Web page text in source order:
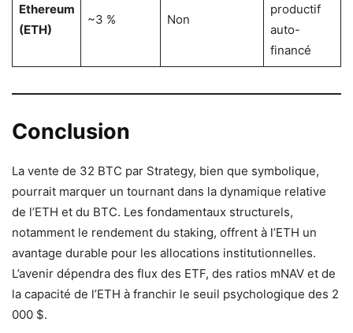
Ethereum
(ETH)
~3 % Non
productif
auto-
financé
Conclusion
La vente de 32 BTC par Strategy, bien que symbolique,
pourrait marquer un tournant dans la dynamique relative
de l’ETH et du BTC. Les fondamentaux structurels,
notamment le rendement du staking, offrent à l’ETH un
avantage durable pour les allocations institutionnelles.
L’avenir dépendra des flux des ETF, des ratios mNAV et de
la capacité de l’ETH à franchir le seuil psychologique des 2
000 $.